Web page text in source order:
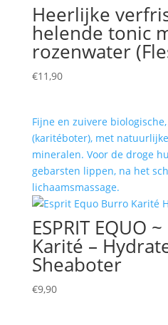
Heerlijke
helende tonic
rozenwater
€11,90
Fijne en zuivere
(karitéboter), met
mineralen. Voor de droge
gebarsten lippen, na het
lichaamsmassage.
ESPRIT EQUO
Karité –
Sheaboter
€9,90